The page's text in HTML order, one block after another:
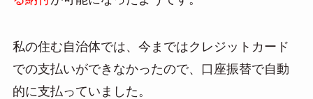
私の住む自治体では、今まではクレジットカード
での支払いができなかったので、口座振替で自動
的に支払っていました。